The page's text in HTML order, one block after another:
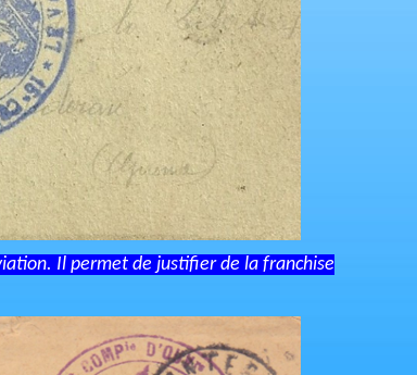
Il permet de justifier de la franchise